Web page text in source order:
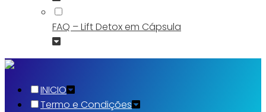
FAQ – Lift Detox em Cápsula
INICIO
Termo e Condições